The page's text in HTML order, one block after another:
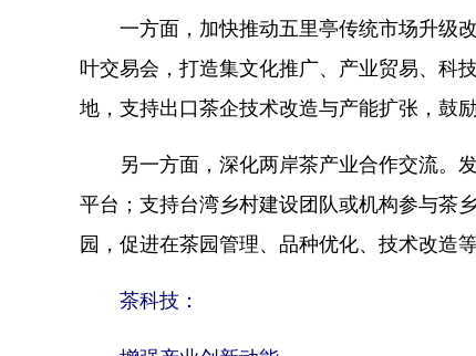
一方面，加快推动五里亭传统市场升级
叶交易会，打造集文化推广、产业贸易、科
地，支持出口茶企技术改造与产能扩张，鼓
另一方面，深化两岸茶产业合作交流。发
平台；支持台湾乡村建设团队或机构参与茶
园，促进在茶园管理、品种优化、技术改造
茶科技：